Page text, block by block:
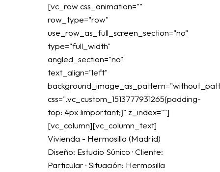
[vc_row css_animation=""
row_type="row"
use_row_as_full_screen_section="no"
type="full_width"
angled_section="no"
text_align="left"
css=".vc_custom_1513777931265{padding-
top: 4px !important;}" z_index=""]
[vc_column][vc_column_text]
Vivienda - Hermosilla (Madrid)
Diseño: Estudio Súnico · Cliente:
Particular · Situación: Hermosilla